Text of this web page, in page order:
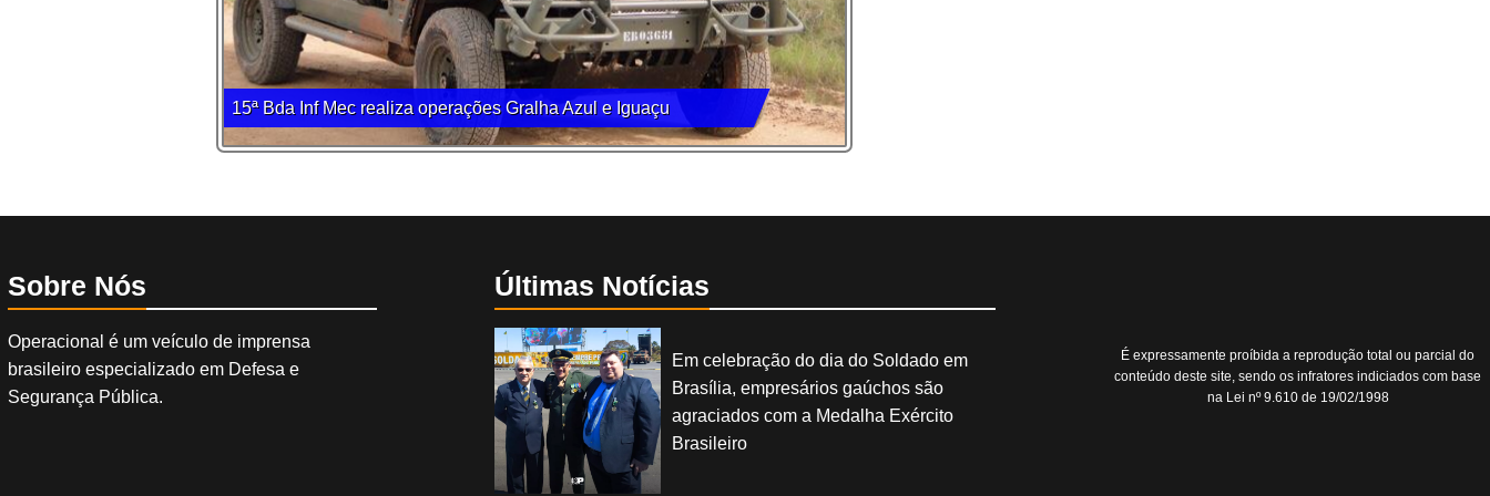
15ª Bda Inf Mec realiza operações Gralha Azul e Iguaçu
Sobre Nós
Operacional é um veículo de imprensa
brasileiro especializado em Defesa e
Segurança Pública.
Últimas Notícias
Em celebração do dia do Soldado em
Brasília, empresários gaúchos são
agraciados com a Medalha Exército
Brasileiro
É expressamente proíbida a reprodução total ou parcial do
conteúdo deste site, sendo os infratores indiciados com base
na Lei nº 9.610 de 19/02/1998